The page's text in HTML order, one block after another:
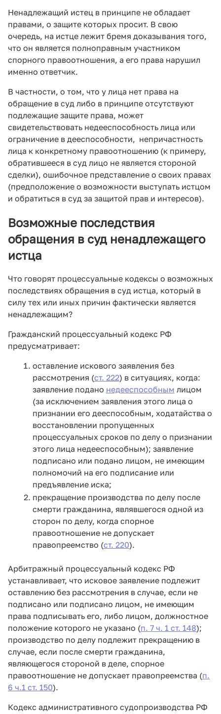
Ненадлежащий истец в принципе не обладает
правами, о защите которых просит. В свою
очередь, на истце лежит бремя доказывания того,
что он является полноправным участником
спорного правоотношения, а его права нарушил
именно ответчик.
В частности, о том, что у лица нет права на
обращение в суд либо в принципе отсутствуют
подлежащие защите права, может
свидетельствовать недееспособность лица или
ограничение в дееспособности, непричастность
лица к конкретному правоотношению (к примеру,
обратившееся в суд лицо не является стороной
сделки), ошибочное представление о своих правах
(предположение о возможности выступать истцом
и обратиться в суд за защитой прав и интересов).
Возможные последствия
обращения в суд ненадлежащего
истца
Что говорят процессуальные кодексы о возможных
последствиях обращения в суд истца, который в
силу тех или иных причин фактически является
ненадлежащим?
Гражданский процессуальный кодекс РФ
предусматривает:
оставление искового заявления без
рассмотрения (ст. 222) в ситуациях, когда:
заявление подано недееспособным лицом
(за исключением заявления этого лица о
признании его дееспособным, ходатайства о
восстановлении пропущенных
процессуальных сроков по делу о признании
этого лица недееспособным); заявление
подписано или подано лицом, не имеющим
полномочий на его подписание или
предъявление иска;
прекращение производства по делу после
смерти гражданина, являвшегося одной из
сторон по делу, когда спорное
правоотношение не допускает
правопреемство (ст. 220).
Арбитражный процессуальный кодекс РФ
устанавливает, что исковое заявление подлежит
оставлению без рассмотрения в случае, если не
подписано или подписано лицом, не имеющим
права подписывать его, либо лицом, должностное
положение которого не указано (п. 7 ч. 1 ст. 148);
производство по делу подлежит прекращению в
случае, если после смерти гражданина,
являющегося стороной в деле, спорное
правоотношение не допускает правопреемства (п.
6 ч.1 ст. 150).
Кодекс административного судопроизводства РФ